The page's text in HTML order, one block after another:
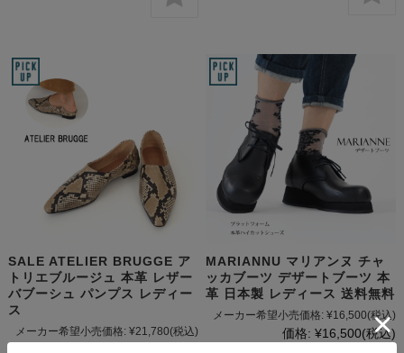
SALE ATELIER BRUGGE ア
トリエブルージュ 本革 レザー
バブーシュ パンプス レディー
ス
メーカー希望小売価格: ¥21,780(税込)
MARIANNU マリアンヌ チャ
ッカブーツ デザートブーツ 本
革 日本製 レディース 送料無料
メーカー希望小売価格: ¥16,500(税込)
価格: ¥16,500(税込)